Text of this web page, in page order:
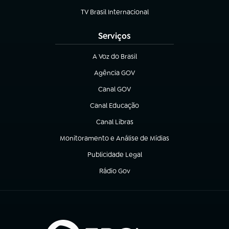
TV Brasil Internacional
(abre em nova aba)
Serviços
A Voz do Brasil
(abre em nova aba)
Agência GOV
(abre em nova aba)
Canal GOV
(abre em nova aba)
Canal Educação
(abre em nova aba)
Canal Libras
(abre em nova aba)
Monitoramento e Análise de Mídias
(abre em nova aba)
Publicidade Legal
(abre em nova aba)
Rádio Gov
(abre em nova aba)